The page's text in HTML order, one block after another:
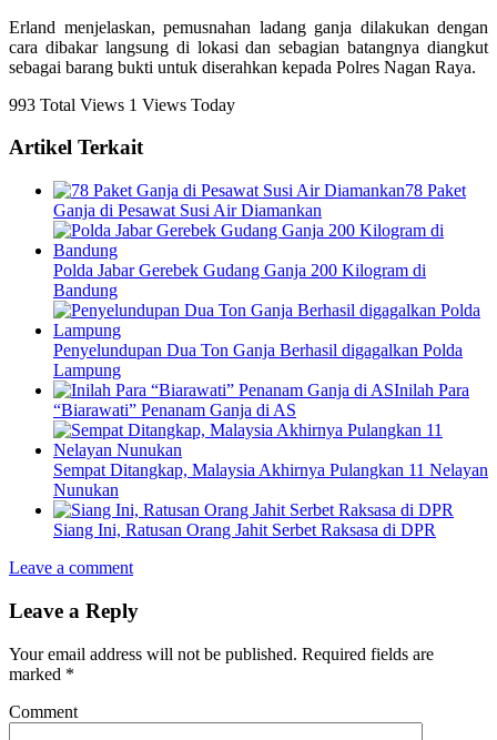
Erland menjelaskan, pemusnahan ladang ganja dilakukan dengan
cara dibakar langsung di lokasi dan sebagian batangnya diangkut
sebagai barang bukti untuk diserahkan kepada Polres Nagan Raya.
993 Total Views 1 Views Today
Artikel Terkait
78 Paket
Ganja di Pesawat Susi Air Diamankan
Polda Jabar Gerebek Gudang Ganja 200 Kilogram di
Bandung
Penyelundupan Dua Ton Ganja Berhasil digagalkan Polda
Lampung
Inilah Para
“Biarawati” Penanam Ganja di AS
Sempat Ditangkap, Malaysia Akhirnya Pulangkan 11 Nelayan
Nunukan
Siang Ini, Ratusan Orang Jahit Serbet Raksasa di DPR
Leave a comment
Leave a Reply
Your email address will not be published. Required fields are
marked *
Comment